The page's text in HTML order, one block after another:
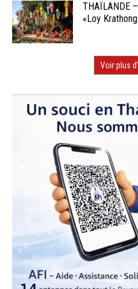
THAÏLANDE
«Loy
Voir plus